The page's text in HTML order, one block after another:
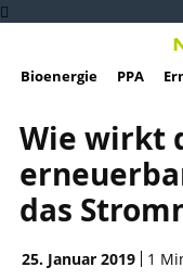
Bioenergie PPA
Wie wirkt
das
25. Januar 2019 1